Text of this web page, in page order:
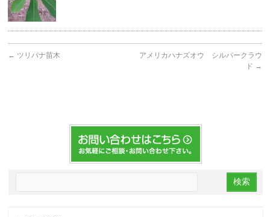
← ツリバナ苗木
アメリカハナズオウ シルバークラウ
ド →